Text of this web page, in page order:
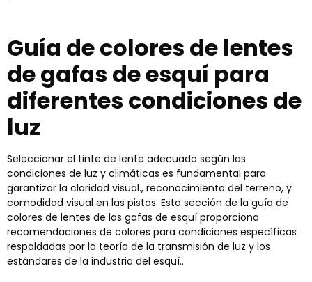
Guía de colores de lentes
de gafas de esquí para
diferentes condiciones de
luz
Seleccionar el tinte de lente adecuado según las
condiciones de luz y climáticas es fundamental para
garantizar la claridad visual., reconocimiento del terreno, y
comodidad visual en las pistas. Esta sección de la guía de
colores de lentes de las gafas de esquí proporciona
recomendaciones de colores para condiciones específicas
respaldadas por la teoría de la transmisión de luz y los
estándares de la industria del esquí..